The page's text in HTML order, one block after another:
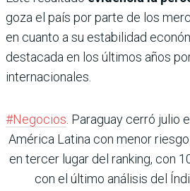
goza el país por parte de los
en cuanto a su estabilidad
destacada en los últimos años
internacionales.
#Negocios . Paraguay cerró julio
América Latina con menor
en tercer lugar del ranking, con
con el último análisis del